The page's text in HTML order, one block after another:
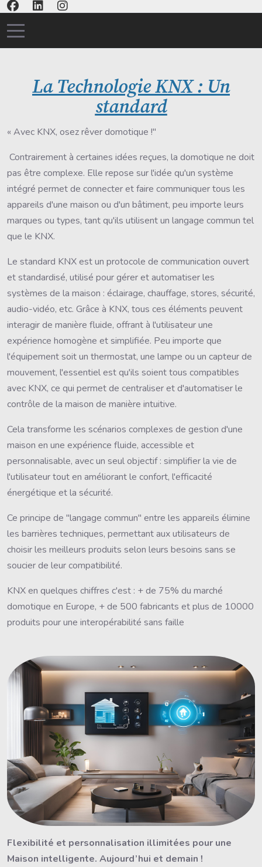
Mobile Menu Toggle
La Technologie KNX : Un
standard
« Avec KNX, osez rêver domotique !"
Contrairement à certaines idées reçues, la domotique ne doit
pas être complexe. Elle repose sur l'idée qu'un système
intégré permet de connecter et faire communiquer tous les
appareils d'une maison ou d'un bâtiment, peu importe leurs
marques ou types, tant qu'ils utilisent un langage commun tel
que le KNX.
Le standard KNX est un protocole de communication ouvert
et standardisé, utilisé pour gérer et automatiser les
systèmes de la maison : éclairage, chauffage, stores, sécurité,
audio-vidéo, etc. Grâce à KNX, tous ces éléments peuvent
interagir de manière fluide, offrant à l'utilisateur une
expérience homogène et simplifiée. Peu importe que
l'équipement soit un thermostat, une lampe ou un capteur de
mouvement, l'essentiel est qu'ils soient tous compatibles
avec KNX, ce qui permet de centraliser et d'automatiser le
contrôle de la maison de manière intuitive.
Cela transforme les scénarios complexes de gestion d'une
maison en une expérience fluide, accessible et
personnalisable, avec un seul objectif : simplifier la vie de
l'utilisateur tout en améliorant le confort, l'efficacité
énergétique et la sécurité.
Ce principe de "langage commun" entre les appareils élimine
les barrières techniques, permettant aux utilisateurs de
choisir les meilleurs produits selon leurs besoins sans se
soucier de leur compatibilité.
KNX en quelques chiffres c'est : + de 75% du marché
domotique en Europe, + de 500 fabricants et plus de 10000
produits pour une interopérabilité sans faille
Flexibilité et personnalisation illimitées pour une
Maison intelligente. Aujourd’hui et demain !